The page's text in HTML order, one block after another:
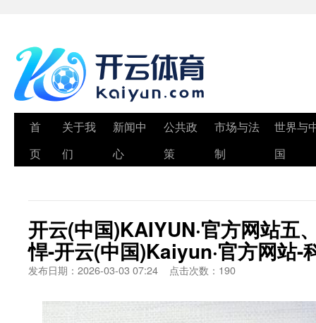
首
页
关于我
们
新闻中
心
公共政
策
市场与法
制
世界与
国
开云(中国)KAIYUN·官方网站五
悍-开云(中国)Kaiyun·官方网站-
发布日期：2026-03-03 07:24 点击次数：190